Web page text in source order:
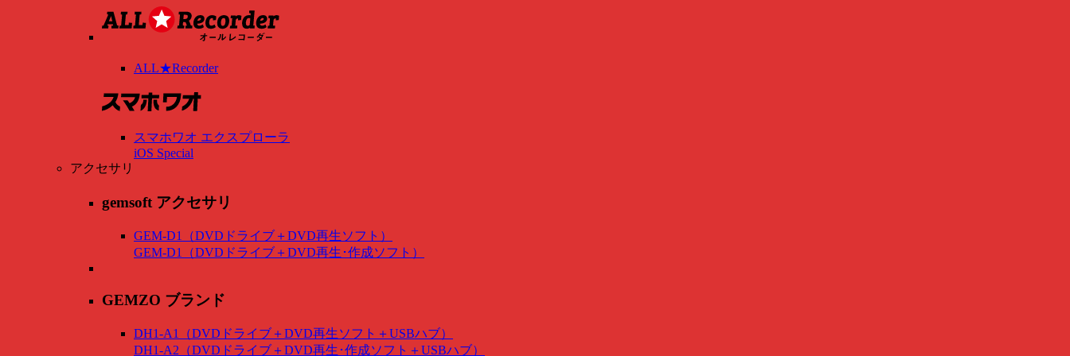
ALL★Recorder
スマホワオ エクスプローラ
iOS Special
アクセサリ
gemsoft アクセサリ
GEM-D1（DVDドライブ＋DVD再生ソフト）
GEM-D1（DVDドライブ＋DVD再生･作成ソフト）
GEMZO ブランド
DH1-A1（DVDドライブ＋DVD再生ソフト＋USBハブ）
DH1-A2（DVDドライブ＋DVD再生･作成ソフト＋USBハブ）